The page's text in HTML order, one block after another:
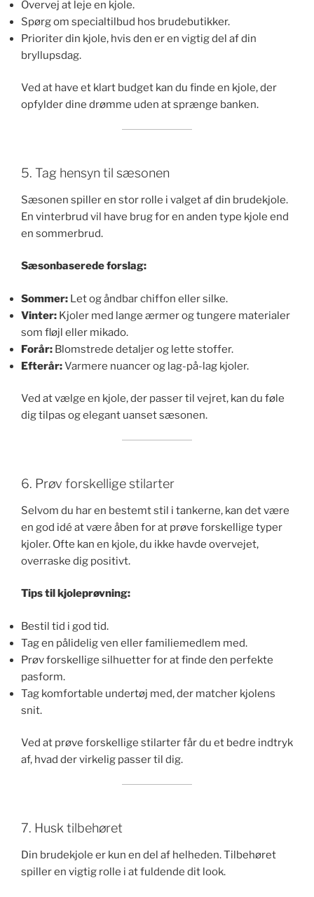
Overvej at leje en kjole.
Spørg om specialtilbud hos brudebutikker.
Prioriter din kjole, hvis den er en vigtig del af din
bryllupsdag.
Ved at have et klart budget kan du finde en kjole, der
opfylder dine drømme uden at sprænge banken.
5. Tag hensyn til sæsonen
Sæsonen spiller en stor rolle i valget af din brudekjole.
En vinterbrud vil have brug for en anden type kjole end
en sommerbrud.
Sæsonbaserede forslag:
Sommer: Let og åndbar chiffon eller silke.
Vinter: Kjoler med lange ærmer og tungere materialer
som fløjl eller mikado.
Forår: Blomstrede detaljer og lette stoffer.
Efterår:Varmere nuancer og lag-på-lag kjoler.
Ved at vælge en kjole, der passer til vejret, kan du føle
dig tilpas og elegant uanset sæsonen.
6. Prøv forskellige stilarter
Selvom du har en bestemt stil i tankerne, kan det være
en god idé at være åben for at prøve forskellige typer
kjoler. Ofte kan en kjole, du ikke havde overvejet,
overraske dig positivt.
Tips til kjoleprøvning:
Bestil tid i god tid.
Tag en pålidelig ven eller familiemedlem med.
Prøv forskellige silhuetter for at finde den perfekte
pasform.
Tag komfortable undertøj med, der matcher kjolens
snit.
Ved at prøve forskellige stilarter får du et bedre indtryk
af, hvad der virkelig passer til dig.
7. Husk tilbehøret
Din brudekjole er kun en del af helheden. Tilbehøret
spiller en vigtig rolle i at fuldende dit look.